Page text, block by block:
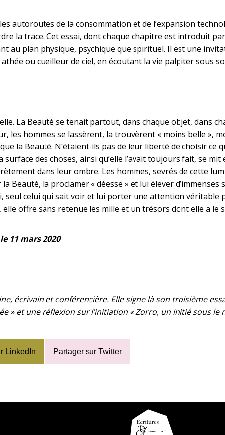
autoroutes de la consommation et de l’expansion
la trace. Cet essai, dont chaque chapitre est introduit
au plan physique, psychique que spirituel. Il est une
athée ou cueilleur de ciel, en écoutant la vie palpiter sous
La Beauté se tenait partout, dans chaque objet, dans
les hommes se lassèrent, la trouvèrent « moins belle »,
la Beauté. N’étaient-ils pas de leur liberté de choisir ce
des choses, ainsi qu’elle l’avait toujours fait, se
dans leur ombre. Les hommes, sevrés de cette
Beauté, la proclamer « déesse » et lui élever d’immenses
seul celui qui sait voir et lui porter une attention véritable
offre sans retenue les mille et un trésors dont elle a le
11 mars 2020
écrivain et conférencière. Elle signe là son troisième
» et une réflexion sur l’initiation « Zorro, un initié sous le
LinkedIn Partager sur Twitter